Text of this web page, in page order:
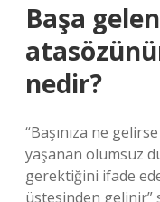
Başa
nedir?
“Başınıza ne
yaşanan olumsuz
gerektiğini ifade
üstesinden gelinir”